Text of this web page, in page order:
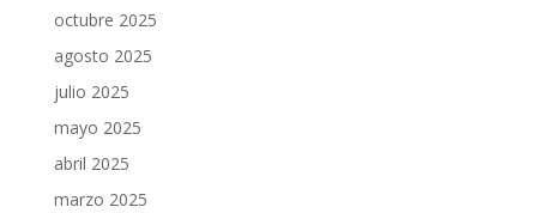
octubre 2025
agosto 2025
julio 2025
mayo 2025
abril 2025
marzo 2025